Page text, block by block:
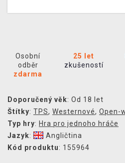
Osobní
odběr
zdarma
25 let
zkušeností
Doporučený věk: Od 18 let
Štítky: TPS, Westernové, Open-
Typ hry: Hra pro jednoho hráče
Jazyk:
Angličtina
Kód produktu: 155964